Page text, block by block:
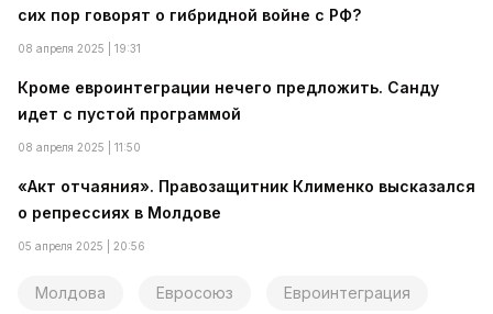
сих пор говорят о гибридной войне с РФ?
08 апреля 2025 | 19:31
Кроме евроинтеграции нечего предложить. Санду
идет с пустой программой
08 апреля 2025 | 11:50
«Акт отчаяния». Правозащитник Клименко высказался
о репрессиях в Молдове
05 апреля 2025 | 20:56
Молдова Евросоюз Евроинтеграция